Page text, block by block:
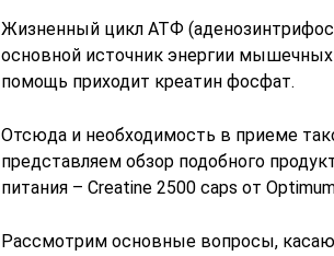
Жизненный цикл АТФ
основной источник энергии
помощь приходит креатин фосфат.
Отсюда и необходимость в приеме
представляем обзор подобного
питания – Creatine 2500 caps от
Рассмотрим основные вопросы,